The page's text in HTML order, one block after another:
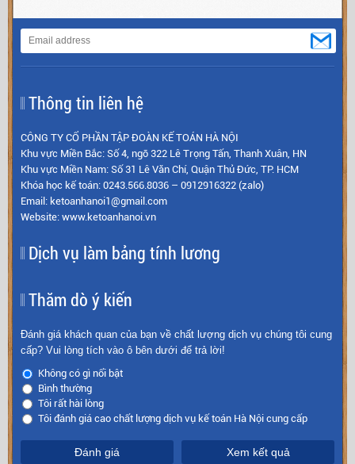
Thông tin liên hệ
CÔNG TY CỔ PHẦN TẬP ĐOÀN KẾ TOÁN HÀ NỘI
Khu vực Miền Bắc: Số 4, ngõ 322 Lê Trọng Tấn, Thanh Xuân, HN
Khu vực Miền Nam: Số 31 Lê Văn Chí, Quận Thủ Đức, TP. HCM
Khóa học kế toán: 0243.566.8036 – 0912916322 (zalo)
Email: ketoanhanoi1@gmail.com
Website: www.ketoanhanoi.vn
Dịch vụ làm bảng tính lương
Thăm dò ý kiến
Đánh giá khách quan của bạn về chất lượng dịch vụ chúng tôi cung
cấp? Vui lòng tích vào ô bên dưới để trả lời!
Không có gì nổi bật
Bình thường
Tôi rất hài lòng
Tôi đánh giá cao chất lượng dịch vụ kế toán Hà Nội cung cấp
Đánh giá Xem kết quả